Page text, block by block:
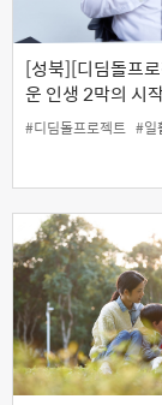
[성북][디딤돌프
운 인생 2막의 시
고용센터와 함께
연계 특강
#디딤돌프로젝트 #일